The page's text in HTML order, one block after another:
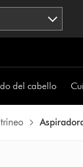
del cabello